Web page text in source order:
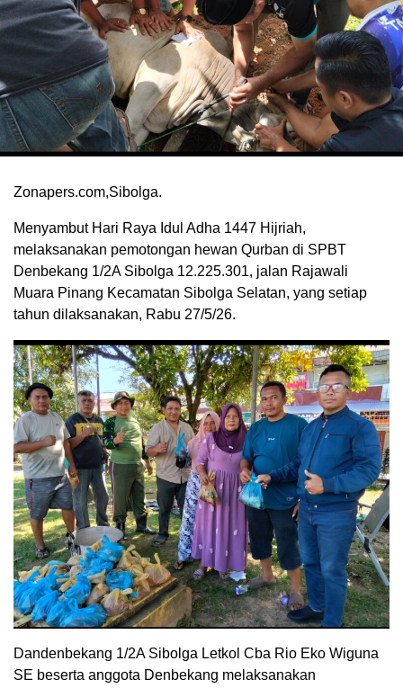
Zonapers.com,Sibolga.
Menyambut Hari Raya Idul Adha 1447 Hijriah,
melaksanakan pemotongan hewan Qurban di SPBT
Denbekang 1/2A Sibolga 12.225.301, jalan Rajawali
Muara Pinang Kecamatan Sibolga Selatan, yang setiap
tahun dilaksanakan, Rabu 27/5/26.
Dandenbekang 1/2A Sibolga Letkol Cba Rio Eko Wiguna
SE beserta anggota Denbekang melaksanakan